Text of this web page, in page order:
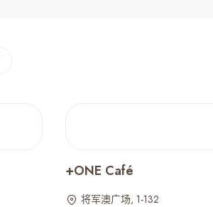
+ONE Café
将军澳广场, 1-132